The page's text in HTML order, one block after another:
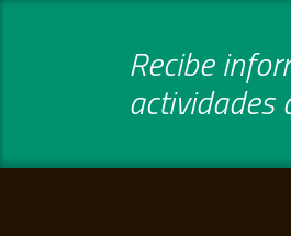
Recibe
actividades